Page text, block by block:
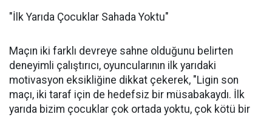
"İlk Yarıda Çocuklar Sahada Yoktu"
Maçın iki farklı devreye sahne olduğunu belirten
deneyimli çalıştırıcı, oyuncularının ilk yarıdaki
motivasyon eksikliğine dikkat çekerek, "Ligin son
maçı, iki taraf için de hedefsiz bir müsabakaydı. İlk
yarıda bizim çocuklar çok ortada yoktu, çok kötü bir